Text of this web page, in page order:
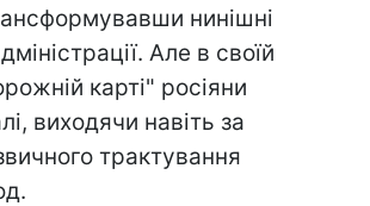
нинішні
Але в своїй
карті" росіяни
виходячи навіть за
трактування